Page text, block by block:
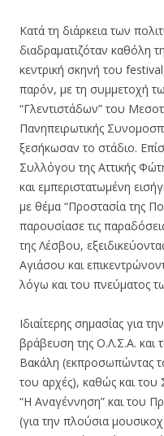
Κατά τη διάρκεια των
διαδραματιζόταν καθόλη
κεντρική σκηνή του
παρόν, με τη συμμετοχή
“Γλεντιστάδων” του
Πανηπειρωτικής
ξεσήκωσαν το στάδιο.
Συλλόγου της Αττικής
και εμπεριστατωμένη
με θέμα “Προστασία της
παρουσίασε τις
της Λέσβου,
Αγιάσου και
λόγω και του πνεύματος
Ιδιαίτερης σημασίας για
βράβευση της Ο.Λ.Σ.Α. και
Βακάλη (εκπροσωπώντας
του αρχές), καθώς και
“Η Αναγέννηση” και του
(για την πλούσια